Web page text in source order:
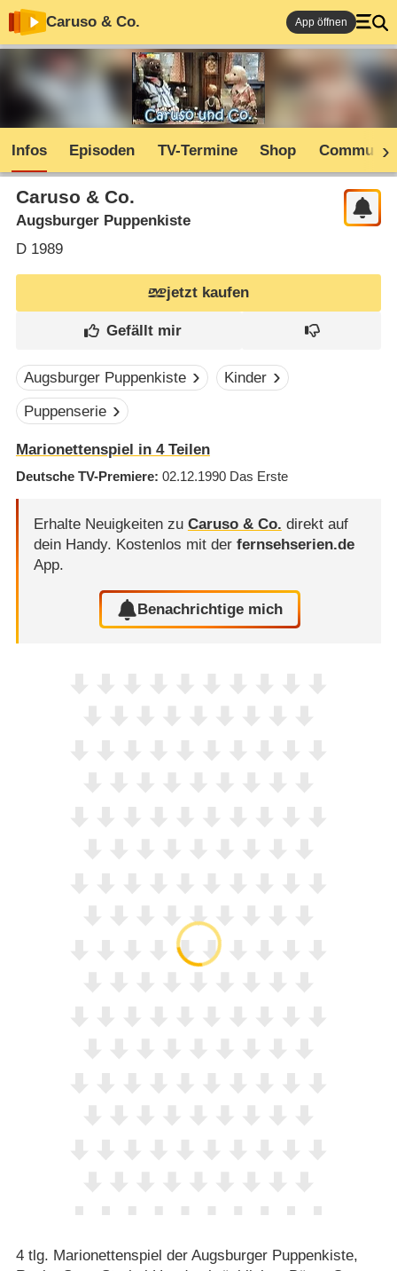
Caruso & Co. App öffnen
Infos Episoden TV-Termine Shop
Caruso & Co.
Augsburger Puppenkiste
D1989
jetzt kaufen
Augsburger Puppenkiste
Kinder
Puppenserie
Marionettenspiel in 4 Teilen
Deutsche TV-Premiere 02.12.1990 Das Erste
Erhalte Neuigkeiten zu Caruso & Co. direkt auf
dein Handy. Kostenlos mit der fernsehserien.de
App.
Benachrichtige mich
4 tlg. Marionettenspiel der Augsburger Puppenkiste,